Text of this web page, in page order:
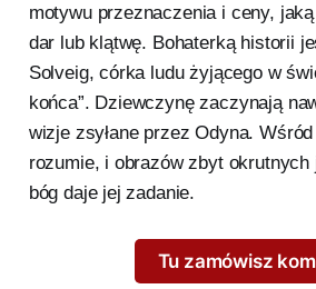
motywu przeznaczenia i ceny,
dar lub klątwę. Bohaterką historii
Solveig, córka ludu żyjącego w
końca”. Dziewczynę zaczynają
wizje zsyłane przez Odyna.
rozumie, i obrazów zbyt
bóg daje jej zadanie.
Tu zamówisz